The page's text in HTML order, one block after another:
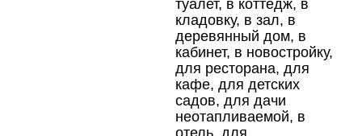
туалет, в коттедж, в
кладовку, в зал, в
деревянный дом, в
кабинет, в новостройку,
для ресторана, для
кафе, для детских
садов, для дачи
неотапливаемой, в
отель, для